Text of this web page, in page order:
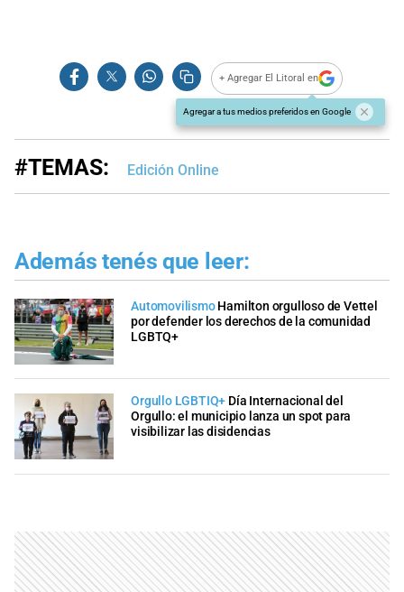
+ Agregar El Litoral en
Agregar a tus medios preferidos en Google
#TEMAS: Edición Online
Además tenés que leer:
Automovilismo Hamilton orgulloso de Vettel
por defender los derechos de la comunidad
LGBTQ+
Orgullo LGBTIQ+ Día Internacional del
Orgullo: el municipio lanza un spot para
visibilizar las disidencias